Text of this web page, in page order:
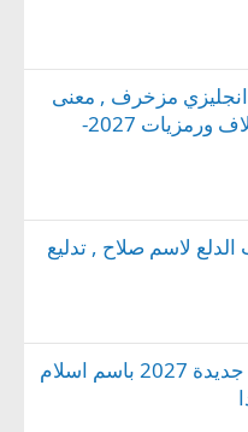
مزخرف , معنى
اسم اخلاص ودلعه وشعر وغلاف ورمزيات 2027-
لاسم صلاح , تدليع
زخرفة اسم اسلام ,زخرفات جديدة 2027 باسم اسلام